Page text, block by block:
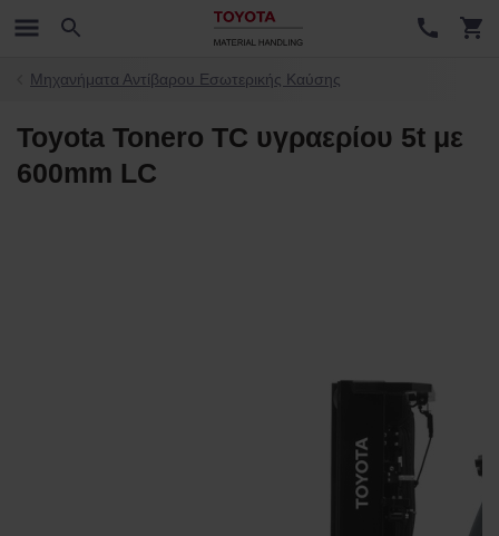
Μηχανήματα Αντίβαρου Εσωτερικής Καύσης
Toyota Tonero TC υγραερίου 5t με
600mm LC